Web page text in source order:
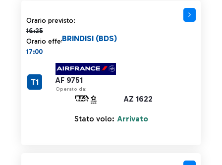
Orario previsto:
16:25
Orario previsto 16:25 barrato
Orario effettivo:
17:00
AF 9751
Operato da:
AZ 1622
BRINDISI (BDS)
T1
Stato volo: Arrivato